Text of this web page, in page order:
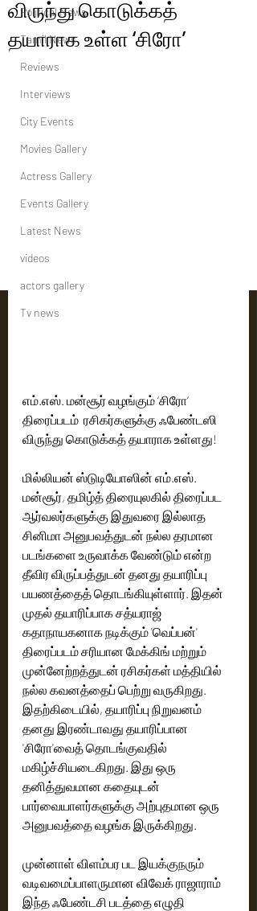
Political News
Tamil News
Reviews
Interviews
City Events
Movies Gallery
Actress Gallery
Events Gallery
Latest News
videos
actors gallery
Tv news
விருந்து கொடுக்கத்
தயாராக உள்ள ‘சிரோ’
எம்.எஸ். மன்சூர் வழங்கும் ‘சிரோ’
திரைப்படம்  ரசிகர்களுக்கு ஃபேண்டஸி
விருந்து கொடுக்கத் தயாராக உள்ளது!
மில்லியன் ஸ்டுடியோஸின் எம்.எஸ்.
மன்சூர், தமிழ்த் திரையுலகில் திரைப்பட
ஆர்வலர்களுக்கு இதுவரை இல்லாத
சினிமா அனுபவத்துடன் நல்ல தரமான
படங்களை உருவாக்க வேண்டும் என்ற
தீவிர விருப்பத்துடன் தனது தயாரிப்பு
பயணத்தைத் தொடங்கியுள்ளார். இதன்
முதல் தயாரிப்பாக சத்யராஜ்
கதாநாயகனாக நடிக்கும் 'வெப்பன்'
திரைப்படம் சரியான மேக்கிங் மற்றும்
முன்னேற்றத்துடன் ரசிகர்கள் மத்தியில்
நல்ல கவனத்தைப் பெற்று வருகிறது.
இதற்கிடையில், தயாரிப்பு நிறுவனம்
தனது இரண்டாவது தயாரிப்பான
'சிரோ'வைத் தொடங்குவதில்
மகிழ்ச்சியடைகிறது. இது ஒரு
தனித்துவமான கதையுடன்
பார்வையாளர்களுக்கு அற்புதமான ஒரு
அனுபவத்தை வழங்க இருக்கிறது.
முன்னாள் விளம்பர பட இயக்குநரும்
வடிவமைப்பாளருமான விவேக் ராஜாராம்
இந்த ஃபேண்டசி படத்தை எழுதி